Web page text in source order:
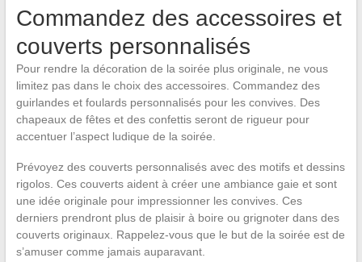
Commandez des accessoires et
couverts personnalisés
Pour rendre la décoration de la soirée plus originale, ne vous
limitez pas dans le choix des accessoires. Commandez des
guirlandes et foulards personnalisés pour les convives. Des
chapeaux de fêtes et des confettis seront de rigueur pour
accentuer l’aspect ludique de la soirée.
Prévoyez des couverts personnalisés avec des motifs et dessins
rigolos. Ces couverts aident à créer une ambiance gaie et sont
une idée originale pour impressionner les convives. Ces
derniers prendront plus de plaisir à boire ou grignoter dans des
couverts originaux. Rappelez-vous que le but de la soirée est de
s’amuser comme jamais auparavant.